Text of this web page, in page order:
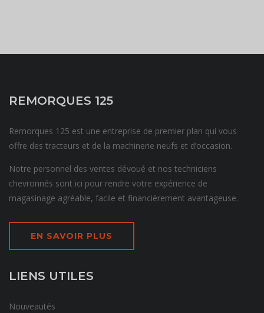
REMORQUES 125
Remorques 125 est une entreprise de premier plan qui vous
offre des tracteurs et de la machinerie neufs et d’occasion.
Notre personnel des ventes dévoué et nos techniciens
chevronnés sont ici pour rendre votre expérience de
magasinage agréable, facile et financièrement avantageuse.
EN SAVOIR PLUS
LIENS UTILES
Nouveautés